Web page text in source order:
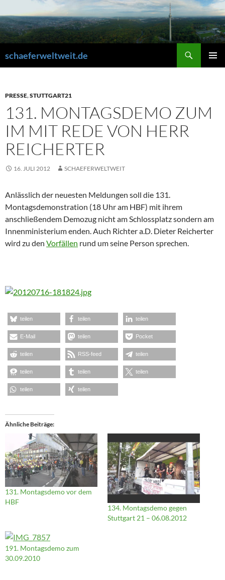
Inhalt
springen
schaeferweltweit.de
PRESSE,STUTTGART21
131. MONTAGSDEMO ZUM
IM MIT REDE VON HERR
REICHERTER
16. JULI 2012 SCHAEFERWELTWEIT
Anlässlich der neuesten Meldungen soll die 131.
Montagsdemonstration (18 Uhr am HBF) mit ihrem
anschließendem Demozug nicht am Schlossplatz sondern am
Innenministerium enden. Auch Richter a.D. Dieter Reicherter
wird zu den Vorfällen rund um seine Person sprechen.
teilen teilen teilen
E-Mail teilen Pocket
teilen RSS-feed teilen
teilen teilen teilen
teilen teilen
Ähnliche Beiträge
131. Montagsdemo vor dem
HBF
134. Montagsdemo gegen
Stuttgart 21 – 06.08.2012
191. Montagsdemo zum
30.09.2010